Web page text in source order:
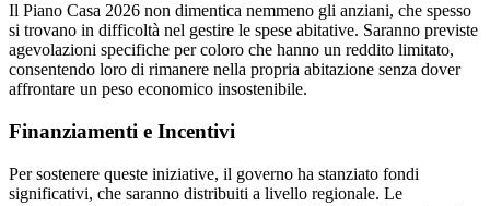
Il Piano Casa 2026 non dimentica nemmeno gli anziani, che spesso
si trovano in difficoltà nel gestire le spese abitative. Saranno previste
agevolazioni specifiche per coloro che hanno un reddito limitato,
consentendo loro di rimanere nella propria abitazione senza dover
affrontare un peso economico insostenibile.
Finanziamenti e Incentivi
Per sostenere queste iniziative, il governo ha stanziato fondi
significativi, che saranno distribuiti a livello regionale. Le